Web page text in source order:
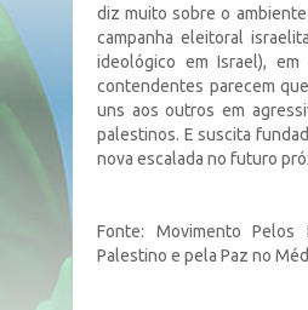
diz muito sobre o
campanha eleitoral
ideológico em Israel),
contendentes parecem
uns aos outros em
palestinos. E suscita
nova escalada no futuro
Fonte: Movimento Pelos
Palestino e pela Paz no